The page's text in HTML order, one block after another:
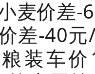
麦价差-
差-40
装车